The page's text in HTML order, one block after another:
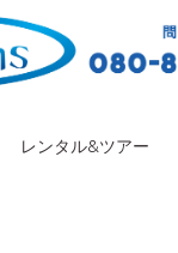
レンタル&ツアー